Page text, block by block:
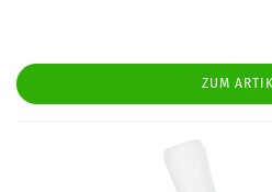
ZUM